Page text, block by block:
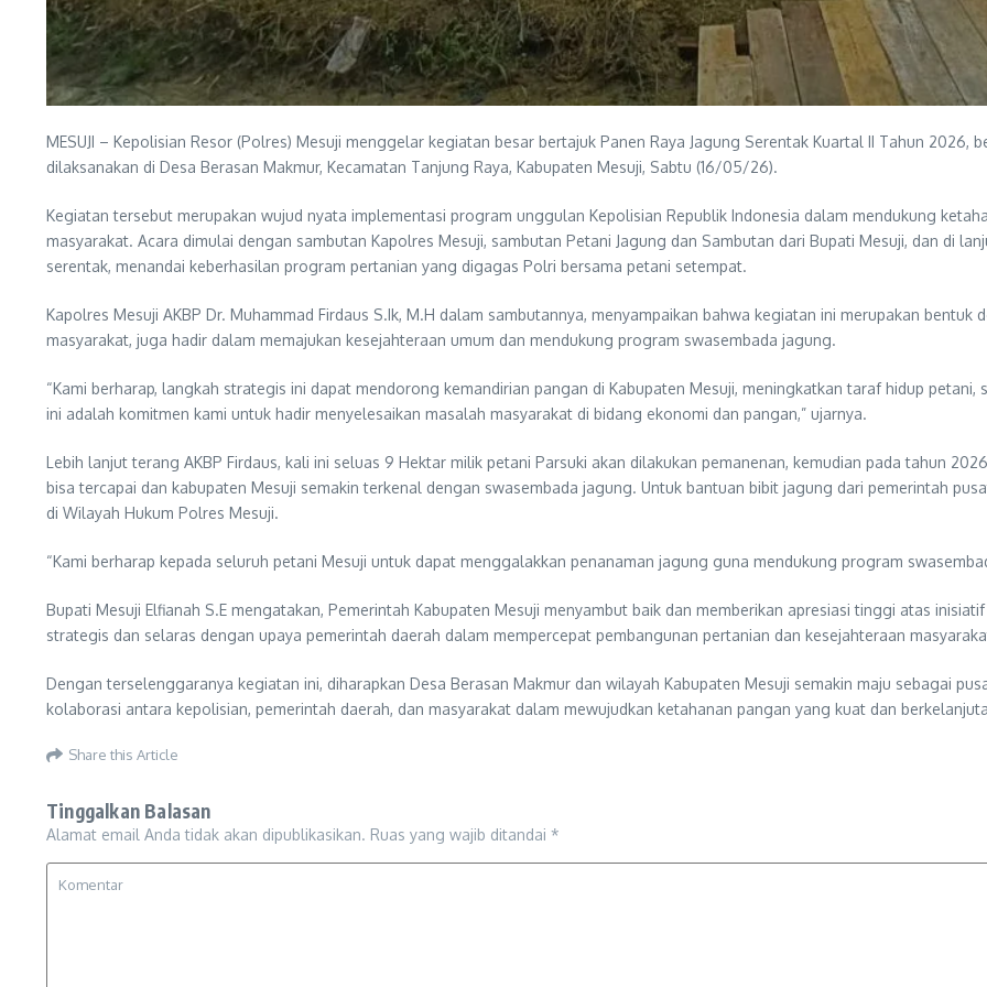
MESUJI – Kepolisian Resor (Polres) Mesuji menggelar kegiatan besar bertajuk Panen Raya Jagung Serentak Kuartal II Tahun 2026,
dilaksanakan di Desa Berasan Makmur, Kecamatan Tanjung Raya, Kabupaten Mesuji, Sabtu (16/05/26).
Kegiatan tersebut merupakan wujud nyata implementasi program unggulan Kepolisian Republik Indonesia dalam mendukung
masyarakat. Acara dimulai dengan sambutan Kapolres Mesuji, sambutan Petani Jagung dan Sambutan dari Bupati Mesuji, dan di
serentak, menandai keberhasilan program pertanian yang digagas Polri bersama petani setempat.
Kapolres Mesuji AKBP Dr. Muhammad Firdaus S.Ik, M.H dalam sambutannya, menyampaikan bahwa kegiatan ini merupakan
masyarakat, juga hadir dalam memajukan kesejahteraan umum dan mendukung program swasembada jagung.
“Kami berharap, langkah strategis ini dapat mendorong kemandirian pangan di Kabupaten Mesuji, meningkatkan taraf hidup
ini adalah komitmen kami untuk hadir menyelesaikan masalah masyarakat di bidang ekonomi dan pangan,” ujarnya.
Lebih lanjut terang AKBP Firdaus, kali ini seluas 9 Hektar milik petani Parsuki akan dilakukan pemanenan, kemudian pada tahun
bisa tercapai dan kabupaten Mesuji semakin terkenal dengan swasembada jagung. Untuk bantuan bibit jagung dari pemerintah
di Wilayah Hukum Polres Mesuji.
“Kami berharap kepada seluruh petani Mesuji untuk dapat menggalakkan penanaman jagung guna mendukung program
Bupati Mesuji Elfianah S.E mengatakan, Pemerintah Kabupaten Mesuji menyambut baik dan memberikan apresiasi tinggi atas
strategis dan selaras dengan upaya pemerintah daerah dalam mempercepat pembangunan pertanian dan kesejahteraan
Dengan terselenggaranya kegiatan ini, diharapkan Desa Berasan Makmur dan wilayah Kabupaten Mesuji semakin maju sebagai
kolaborasi antara kepolisian, pemerintah daerah, dan masyarakat dalam mewujudkan ketahanan pangan yang kuat dan
Share this Article
Tinggalkan Balasan
Alamat email Anda tidak akan dipublikasikan. Ruas yang wajib ditandai *